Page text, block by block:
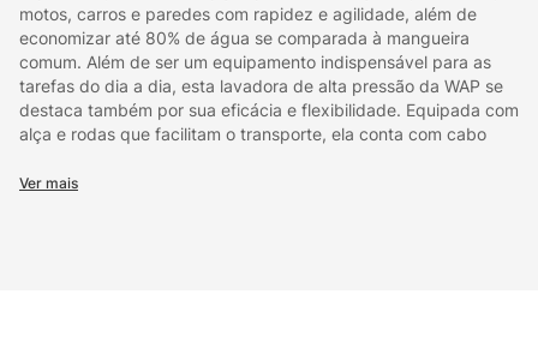
motos, carros e paredes com rapidez e agilidade, além de
economizar até 80% de água se comparada à mangueira
comum. Além de ser um equipamento indispensável para as
tarefas do dia a dia, esta lavadora de alta pressão da WAP se
destaca também por sua eficácia e flexibilidade. Equipada com
alça e rodas que facilitam o transporte, ela conta com cabo
trava de segurança da pistola, bico regulável (concentrado ou
Ver mais